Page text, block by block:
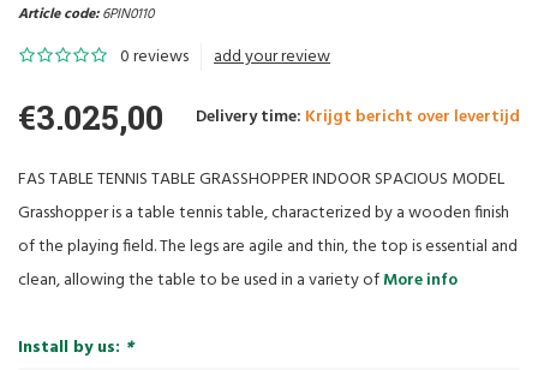
Article code:6PIN0110
0 reviews add your review
€3.025,00 Delivery time: Krijgt bericht over levertijd
FAS TABLE TENNIS TABLE GRASSHOPPER INDOOR SPACIOUS MODEL
Grasshopper is a table tennis table, characterized by a wooden finish
of the playing field. The legs are agile and thin, the top is essential and
clean, allowing the table to be used in a variety ofMore info
Install by us: *